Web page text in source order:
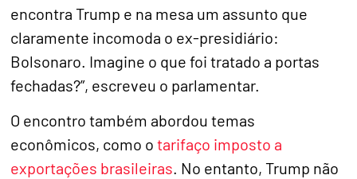
encontra Trump e na mesa um assunto que
claramente incomoda o ex-presidiário:
Bolsonaro. Imagine o que foi tratado a portas
fechadas?”, escreveu o parlamentar.
O encontro também abordou temas
econômicos, como otarifaço imposto a
exportações brasileiras. No entanto, Trump não